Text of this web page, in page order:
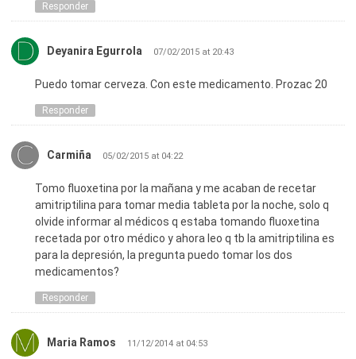
Responder
Deyanira Egurrola 07/02/2015 at 20:43
Puedo tomar cerveza. Con este medicamento. Prozac 20
Responder
Carmiña 05/02/2015 at 04:22
Tomo fluoxetina por la mañana y me acaban de recetar
amitriptilina para tomar media tableta por la noche, solo q
olvide informar al médicos q estaba tomando fluoxetina
recetada por otro médico y ahora leo q tb la amitriptilina es
para la depresión, la pregunta puedo tomar los dos
medicamentos?
Responder
Maria Ramos 11/12/2014 at 04:53